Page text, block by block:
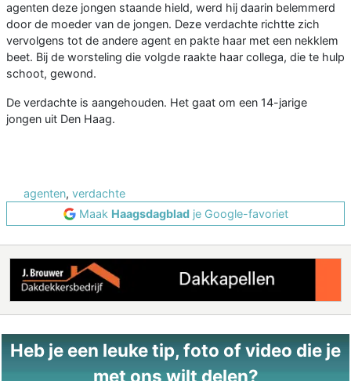
agenten deze jongen staande hield, werd hij daarin belemmerd
door de moeder van de jongen. Deze verdachte richtte zich
vervolgens tot de andere agent en pakte haar met een nekklem
beet. Bij de worsteling die volgde raakte haar collega, die te hulp
schoot, gewond.
De verdachte is aangehouden. Het gaat om een 14-jarige
jongen uit Den Haag.
agenten, verdachte
Maak Haagsdagbladje Google-favoriet
Heb je een leuke tip, foto of video die je
met ons wilt delen?